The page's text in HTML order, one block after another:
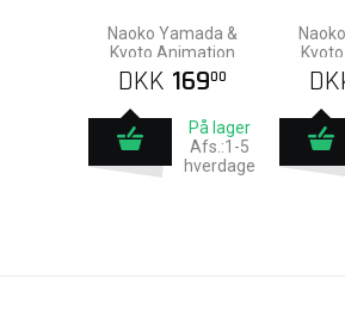
Naoko Yamada &
Kyoto Animation
DKK 16900
På lager
Afs.:1-5
hverdage